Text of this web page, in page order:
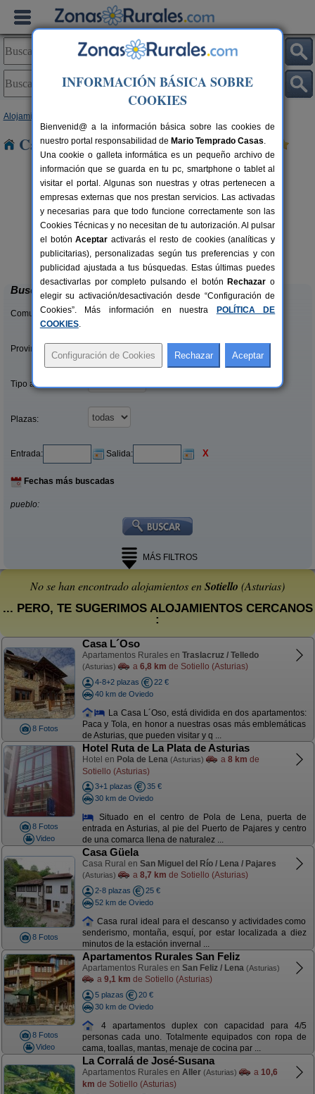
Alojamientos
Casas Rurales cerca de Sotiello
4+1 pers.
desde26 €
El Acebo
Beloncio (Asturias)
Buscar
Comunidades:
Provincias/Islas:
Tipo alquiler:
Plazas:
Entrada: Salida: X
Fechas más buscadas
pueblo:
MÁS FILTROS
No se han encontrado alojamientos enSotiello (Asturias)
... PERO, TE SUGERIMOS ALOJAMIENTOS CERCANOS
:
8 Fotos
Casa L´Oso
Apartamentos Rurales en Traslacruz / Telledo
(Asturias) a 6,8 km de Sotiello (Asturias)
4-8+2 plazas
22 €
40 km de Oviedo
La Casa L´Oso, está dividida en dos apartamentos:
Paca y Tola, en honor a nuestras osas más emblemáticas
de Asturias, que pueden visitar y q ...
8 Fotos
Video
Hotel Ruta de La Plata de Asturias
Hotel en Pola de Lena (Asturias) a 8 km de
Sotiello (Asturias)
3+1 plazas
35 €
30 km de Oviedo
Situado en el centro de Pola de Lena, puerta de
entrada en Asturias, al pie del Puerto de Pajares y centro
de una comarca llena de naturalez ...
8 Fotos
Casa Güela
Casa Rural en San Miguel del Río / Lena / Pajares
(Asturias) a 8,7 km de Sotiello (Asturias)
2-8 plazas
25 €
52 km de Oviedo
Casa rural ideal para el descanso y actividades como
senderismo, montaña, esquí, por estar localizada a diez
minutos de la estación invernal ...
8 Fotos
Video
Apartamentos Rurales San Feliz
Apartamentos Rurales en San Feliz / Lena (Asturias)
a 9,1 km de Sotiello (Asturias)
5 plazas
20 €
30 km de Oviedo
4 apartamentos duplex con capacidad para 4/5
personas cada uno. Totalmente equipados con ropa de
cama, toallas, mantas, menaje de cocina par ...
La Corralá de José-Susana
Apartamentos Rurales en Aller (Asturias) a 10,6
km de Sotiello (Asturias)
INFORMACIÓN BÁSICA SOBRE
COOKIES
Bienvenid@ a la información básica sobre las cookies de
nuestro portal responsabilidad de Mario Temprado Casas.
Una cookie o galleta informática es un pequeño archivo de
información que se guarda en tu pc, smartphone o tablet al
visitar el portal. Algunas son nuestras y otras pertenecen a
empresas externas que nos prestan servicios. Las activadas
y necesarias para que todo funcione correctamente son las
Cookies Técnicas y no necesitan de tu autorización. Al pulsar
el botónAceptar activarás el resto de cookies (analíticas y
publicitarias), personalizadas según tus preferencias y con
publicidad ajustada a tus búsquedas. Estas últimas puedes
desactivarlas por completo pulsando el botón Rechazar o
elegir su activación/desactivación desde “Configuración de
Cookies”. Más información en nuestra
POLÍTICA DE
COOKIES.